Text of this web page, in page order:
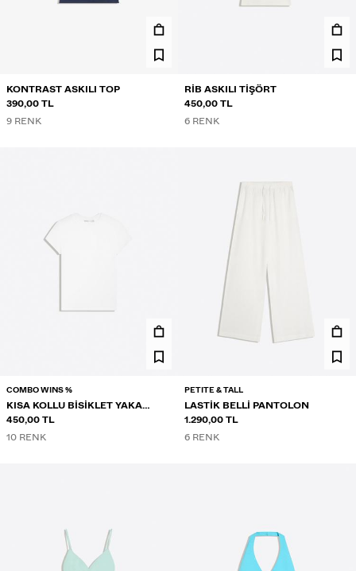
KONTRAST ASKILI TOP
390,00 TL
9 RENK
RIB ASKILI TIŞÖRT
450,00 TL
6 RENK
COMBO WINS %
KISA KOLLU BISIKLET YAKA
TIŞÖRT
450,00 TL
10 RENK
PETITE & TALL
LASTIK BELLI PANTOLON
1.290,00 TL
6 RENK